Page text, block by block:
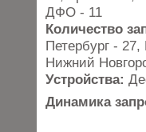
ДФО - 11
Количество
Петербург -
Нижний
Устройства:
Динамика